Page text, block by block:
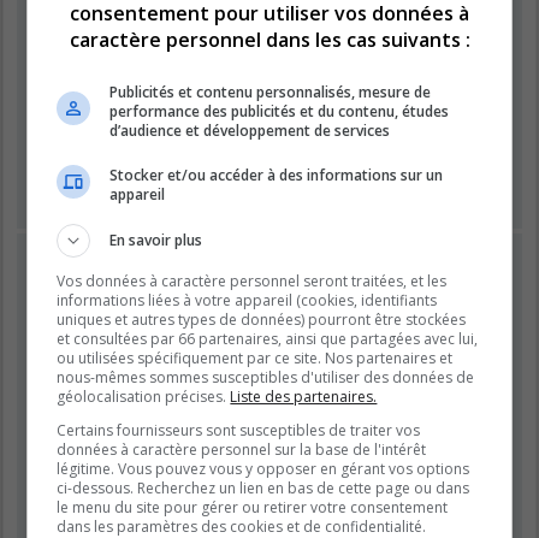
Mot de passe :
Se souvenir de moi
Masquer ma présence lors de cette session
INSCRIPTION
Vous devez être inscrit avant de pouvoir vous connecter.
L’inscription est rapide et vous offre de nombreux avantages.
Les administrateurs du forum peuvent accorder des
fonctionnalités supplémentaires aux utilisateurs inscrits. Avant
de vous inscrire, assurez-vous d’avoir pris connaissance de
nos conditions d’utilisation et de notre politique de
confidentialité. Veuillez également prendre le temps de
consulter attentivement toutes les règles du forum lors de votre
navigation.
Conditions d’utilisation|Politique de confidentialité
consentement pour utiliser vos données à
caractère personnel dans les cas suivants :
Publicités et contenu personnalisés, mesure de
performance des publicités et du contenu, études
d’audience et développement de services
Stocker et/ou accéder à des informations sur un
appareil
En savoir plus
Vos données à caractère personnel seront traitées, et les
informations liées à votre appareil (cookies, identifiants
uniques et autres types de données) pourront être stockées
et consultées par 66 partenaires, ainsi que partagées avec lui,
ou utilisées spécifiquement par ce site. Nos partenaires et
nous-mêmes sommes susceptibles d'utiliser des données de
géolocalisation précises. Liste des partenaires.
Certains fournisseurs sont susceptibles de traiter vos
données à caractère personnel sur la base de l'intérêt
légitime. Vous pouvez vous y opposer en gérant vos options
ci-dessous. Recherchez un lien en bas de cette page ou dans
le menu du site pour gérer ou retirer votre consentement
dans les paramètres des cookies et de confidentialité.